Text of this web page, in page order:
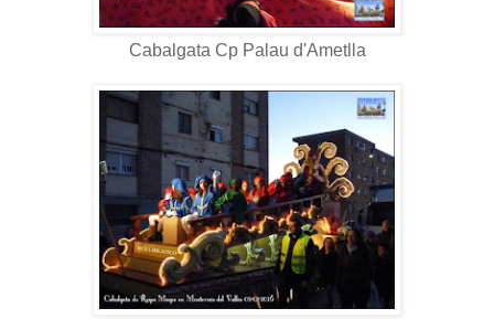
Cabalgata Cp Palau d'Ametlla